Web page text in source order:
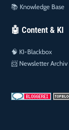
📚 Knowledge Base
🤖 Content & KI
🧠 KI-Blackbox
📨 Newsletter Archiv